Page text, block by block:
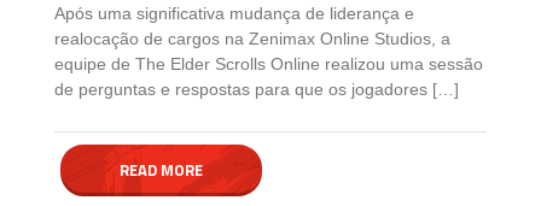
Após uma significativa mudança de liderança e
realocação de cargos na Zenimax Online Studios, a
equipe de The Elder Scrolls Online realizou uma sessão
de perguntas e respostas para que os jogadores […]
READ MORE